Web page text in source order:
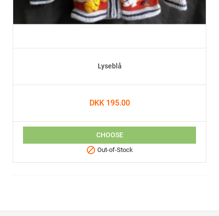
Lyseblå
DKK 195.00
CHOOSE
 Out-of-Stock